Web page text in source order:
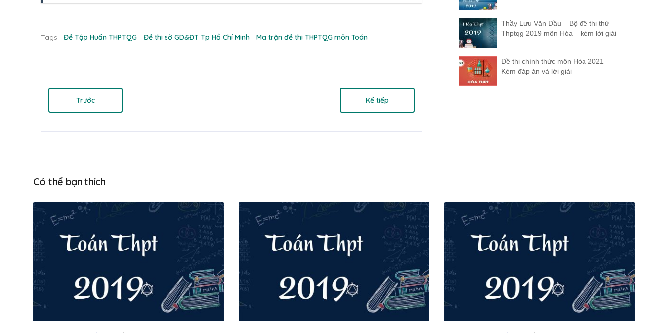
Tags: Đề Tập Huấn THPTQG Đề thi sở GD&ĐT Tp Hồ Chí Minh Ma trận đề thi THPTQG môn Toán
Trước Kế tiếp
Thầy Lưu Văn Dầu – Bộ đề thi thử
Thptqg 2019 môn Hóa – kèm lời giải
Đề thi chính thức môn Hóa 2021 –
Kèm đáp án và lời giải
Có thể bạn thích